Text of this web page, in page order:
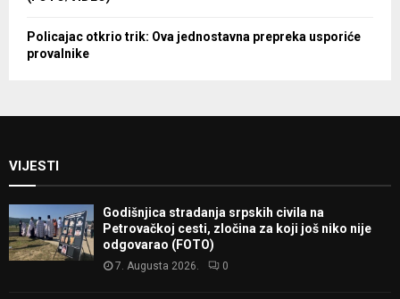
Policajac otkrio trik: Ova jednostavna prepreka usporiće
provalnike
VIJESTI
Godišnjica stradanja srpskih civila na
Petrovačkoj cesti, zločina za koji još niko nije
odgovarao (FOTO)
7. Augusta 2026. 0